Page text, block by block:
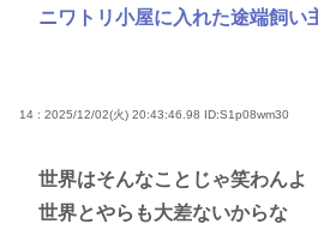
ニワトリ小屋に入れた途端飼い
14 : 2025/12/02(火) 20:43:46.98 ID:S1p08wm30
世界はそんなことじゃ笑わんよ
世界とやらも大差ないからな